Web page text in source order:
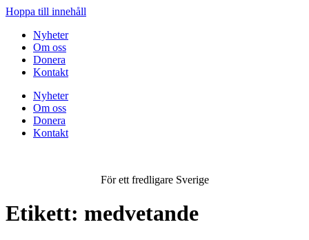
Hoppa till innehåll
Nyheter
Om oss
Donera
Kontakt
Nyheter
Om oss
Donera
Kontakt
För ett fredligare Sverige
Etikett: medvetande